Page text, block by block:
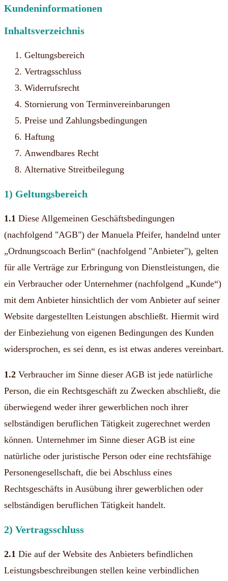
Kundeninformationen
Inhaltsverzeichnis
Geltungsbereich
Vertragsschluss
Widerrufsrecht
Stornierung von Terminvereinbarungen
Preise und Zahlungsbedingungen
Haftung
Anwendbares Recht
Alternative Streitbeilegung
1) Geltungsbereich
1.1 Diese Allgemeinen Geschäftsbedingungen
(nachfolgend "AGB") der Manuela Pfeifer, handelnd unter
„Ordnungscoach Berlin“ (nachfolgend "Anbieter"), gelten
für alle Verträge zur Erbringung von Dienstleistungen, die
ein Verbraucher oder Unternehmer (nachfolgend „Kunde“)
mit dem Anbieter hinsichtlich der vom Anbieter auf seiner
Website dargestellten Leistungen abschließt. Hiermit wird
der Einbeziehung von eigenen Bedingungen des Kunden
widersprochen, es sei denn, es ist etwas anderes vereinbart.
1.2 Verbraucher im Sinne dieser AGB ist jede natürliche
Person, die ein Rechtsgeschäft zu Zwecken abschließt, die
überwiegend weder ihrer gewerblichen noch ihrer
selbständigen beruflichen Tätigkeit zugerechnet werden
können. Unternehmer im Sinne dieser AGB ist eine
natürliche oder juristische Person oder eine rechtsfähige
Personengesellschaft, die bei Abschluss eines
Rechtsgeschäfts in Ausübung ihrer gewerblichen oder
selbständigen beruflichen Tätigkeit handelt.
2) Vertragsschluss
2.1 Die auf der Website des Anbieters befindlichen
Leistungsbeschreibungen stellen keine verbindlichen